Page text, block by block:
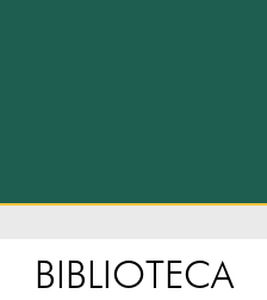
BIBLIOTECA